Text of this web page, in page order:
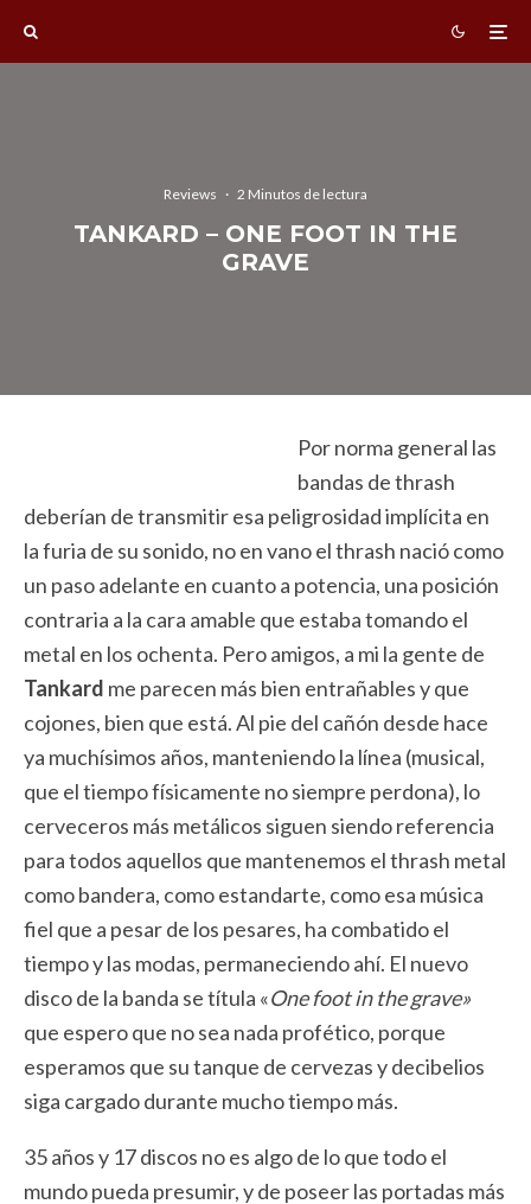
Reviews · 2 Minutos de lectura
TANKARD – ONE FOOT IN THE
GRAVE
Por norma general las
bandas de thrash
deberían de transmitir esa peligrosidad implícita en
la furia de su sonido, no en vano el thrash nació como
un paso adelante en cuanto a potencia, una posición
contraria a la cara amable que estaba tomando el
metal en los ochenta. Pero amigos, a mi la gente de
Tankard me parecen más bien entrañables y que
cojones, bien que está. Al pie del cañón desde hace
ya muchísimos años, manteniendo la línea (musical,
que el tiempo físicamente no siempre perdona), lo
cerveceros más metálicos siguen siendo referencia
para todos aquellos que mantenemos el thrash metal
como bandera, como estandarte, como esa música
fiel que a pesar de los pesares, ha combatido el
tiempo y las modas, permaneciendo ahí. El nuevo
disco de la banda se títula «One foot in the grave»
que espero que no sea nada profético, porque
esperamos que su tanque de cervezas y decibelios
siga cargado durante mucho tiempo más.
35 años y 17 discos no es algo de lo que todo el
mundo pueda presumir, y de poseer las portadas más